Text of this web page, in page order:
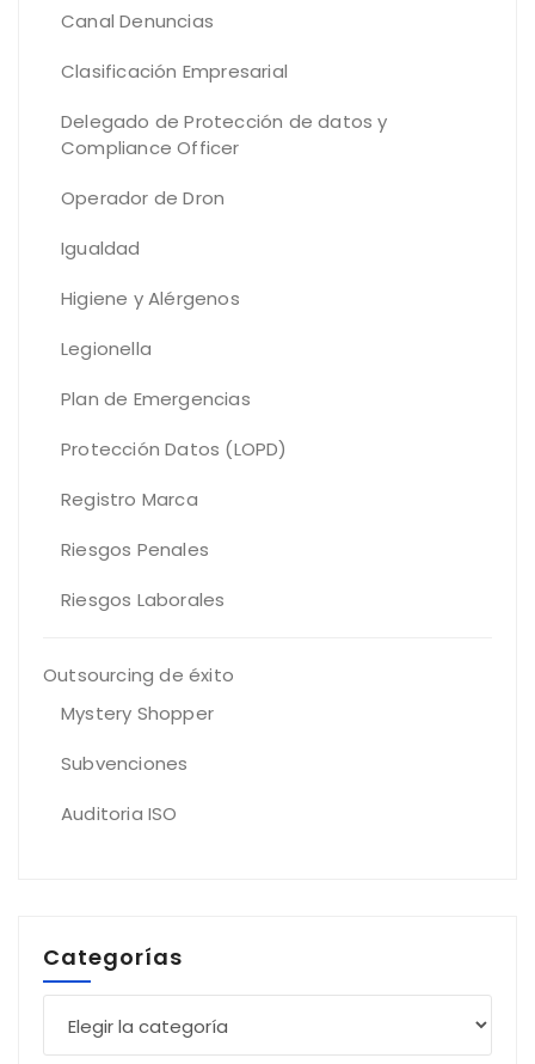
Canal Denuncias
Clasificación Empresarial
Delegado de Protección de datos y
Compliance Officer
Operador de Dron
Igualdad
Higiene y Alérgenos
Legionella
Plan de Emergencias
Protección Datos (LOPD)
Registro Marca
Riesgos Penales
Riesgos Laborales
Outsourcing de éxito
Mystery Shopper
Subvenciones
Auditoria ISO
Categorías